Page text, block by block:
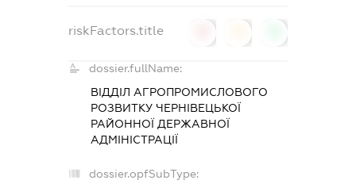
riskFactors.title
dossier.fullName:
ВІДДІЛ АГРОПРОМИСЛОВОГО
РОЗВИТКУ ЧЕРНІВЕЦЬКОЇ
РАЙОННОЇ ДЕРЖАВНОЇ
АДМІНІСТРАЦІЇ
dossier.opfSubType: